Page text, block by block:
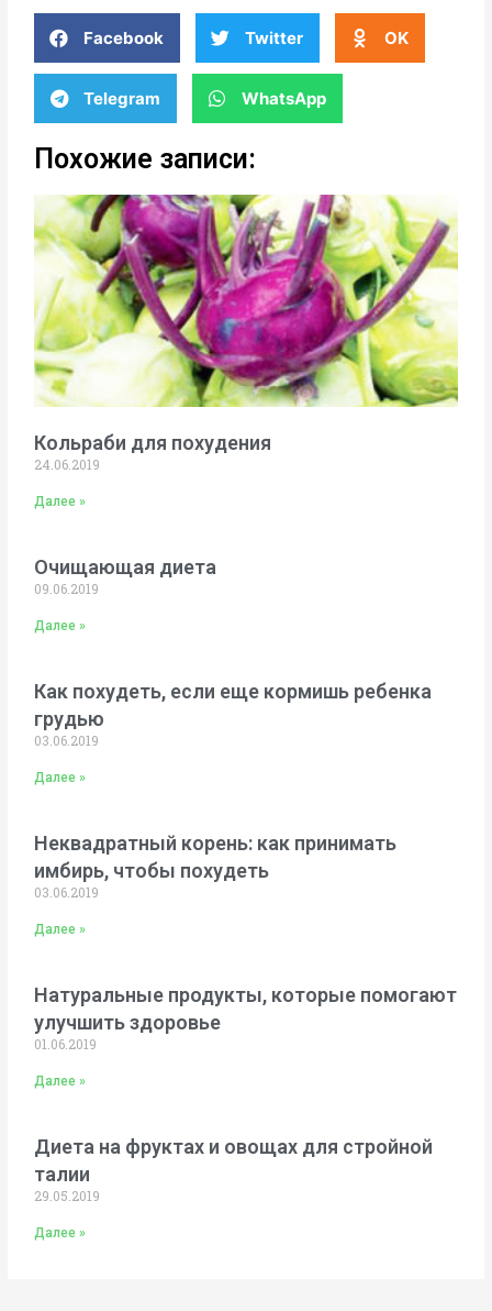
Facebook Twitter OK
Telegram WhatsApp
Похожие записи:
Кольраби для похудения
24.06.2019
Далее »
Очищающая диета
09.06.2019
Далее »
Как похудеть, если еще кормишь ребенка
грудью
03.06.2019
Далее »
Неквадратный корень: как принимать
имбирь, чтобы похудеть
03.06.2019
Далее »
Натуральные продукты, которые помогают
улучшить здоровье
01.06.2019
Далее »
Диета на фруктах и овощах для стройной
талии
29.05.2019
Далее »